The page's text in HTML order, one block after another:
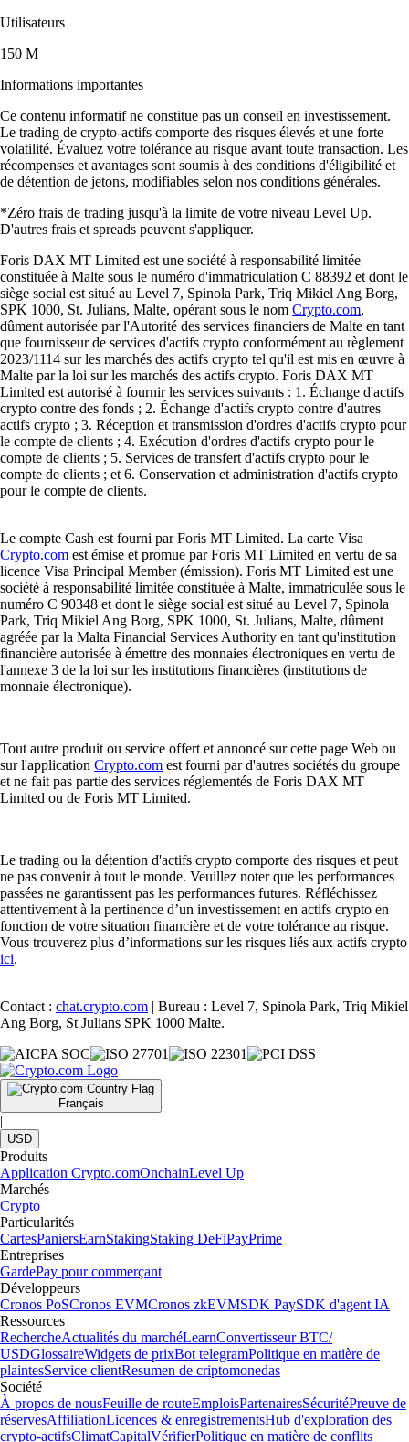
Utilisateurs
150 M
Informations importantes
Ce contenu informatif ne constitue pas un conseil en investissement.
Le trading de crypto-actifs comporte des risques élevés et une forte
volatilité. Évaluez votre tolérance au risque avant toute transaction. Les
récompenses et avantages sont soumis à des conditions d'éligibilité et
de détention de jetons, modifiables selon nos conditions générales.
*Zéro frais de trading jusqu'à la limite de votre niveau Level Up.
D'autres frais et spreads peuvent s'appliquer.
Foris DAX MT Limited est une société à responsabilité limitée
constituée à Malte sous le numéro d'immatriculation C 88392 et dont le
siège social est situé au Level 7, Spinola Park, Triq Mikiel Ang Borg,
SPK 1000, St. Julians, Malte, opérant sous le nom Crypto.com,
dûment autorisée par l'Autorité des services financiers de Malte en tant
que fournisseur de services d'actifs crypto conformément au règlement
2023/1114 sur les marchés des actifs crypto tel qu'il est mis en œuvre à
Malte par la loi sur les marchés des actifs crypto. Foris DAX MT
Limited est autorisé à fournir les services suivants : 1. Échange d'actifs
crypto contre des fonds ; 2. Échange d'actifs crypto contre d'autres
actifs crypto ; 3. Réception et transmission d'ordres d'actifs crypto pour
le compte de clients ; 4. Exécution d'ordres d'actifs crypto pour le
compte de clients ; 5. Services de transfert d'actifs crypto pour le
compte de clients ; et 6. Conservation et administration d'actifs crypto
pour le compte de clients.
Le compte Cash est fourni par Foris MT Limited. La carte Visa
Crypto.com est émise et promue par Foris MT Limited en vertu de sa
licence Visa Principal Member (émission). Foris MT Limited est une
société à responsabilité limitée constituée à Malte, immatriculée sous le
numéro C 90348 et dont le siège social est situé au Level 7, Spinola
Park, Triq Mikiel Ang Borg, SPK 1000, St. Julians, Malte, dûment
agréée par la Malta Financial Services Authority en tant qu'institution
financière autorisée à émettre des monnaies électroniques en vertu de
l'annexe 3 de la loi sur les institutions financières (institutions de
monnaie électronique).
Tout autre produit ou service offert et annoncé sur cette page Web ou
sur l'application Crypto.com est fourni par d'autres sociétés du groupe
et ne fait pas partie des services réglementés de Foris DAX MT
Limited ou de Foris MT Limited.
Le trading ou la détention d'actifs crypto comporte des risques et peut
ne pas convenir à tout le monde. Veuillez noter que les performances
passées ne garantissent pas les performances futures. Réfléchissez
attentivement à la pertinence d’un investissement en actifs crypto en
fonction de votre situation financière et de votre tolérance au risque.
Vous trouverez plus d’informations sur les risques liés aux actifs crypto
ici.
Contact : chat.crypto.com | Bureau : Level 7, Spinola Park, Triq Mikiel
Ang Borg, St Julians SPK 1000 Malte.
Français
|
USD
Produits
Application Crypto.comOnchainLevel Up
Marchés
Crypto
Particularités
CartesPaniersEarnStakingStaking DeFiPayPrime
Entreprises
GardePay pour commerçant
Développeurs
Cronos PoSCronos EVMCronos zkEVMSDK PaySDK d'agent IA
Ressources
RechercheActualités du marchéLearnConvertisseur BTC/
USDGlossaireWidgets de prixBot telegramPolitique en matière de
plaintesService clientResumen de criptomonedas
Société
À propos de nousFeuille de routeEmploisPartenairesSécuritéPreuve de
réservesAffiliationLicences & enregistrementsHub d'exploration des
crypto-actifsClimatCapitalVérifierPolitique en matière de conflits